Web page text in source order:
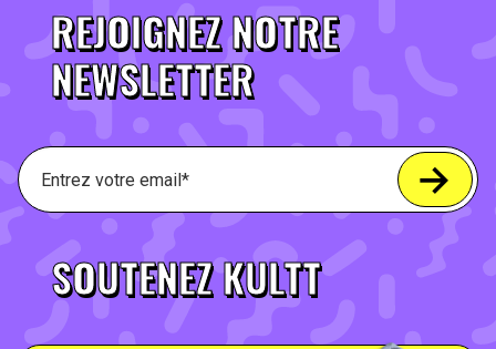
REJOIGNEZ NOTRE
NEWSLETTER
SOUTENEZ KULTT